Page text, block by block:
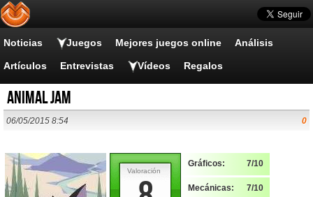
Noticias Juegos Mejores juegos online Análisis
Artículos Entrevistas Vídeos Regalos
Animal Jam
06/05/2015 8:54 0
Valoración
Gráficos: 7/10
Mecánicas: 7/10